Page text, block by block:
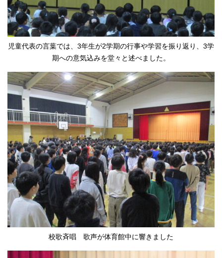
児童代表の言葉では、3年生が2学期の行事や学習を振り返り、3学
期への意気込みを堂々と述べました。
校歌斉唱 歌声が体育館中に響きました